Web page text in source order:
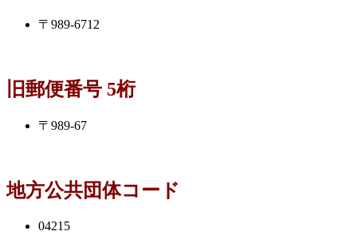
〒989-6712
旧郵便番号 5桁
〒989-67
地方公共団体コード
04215